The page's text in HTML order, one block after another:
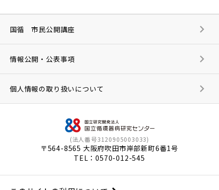
(法人番号3120905003033)
〒564-8565 大阪府吹田市岸部新町6番1号
TEL：0570-012-545
国循 市民公開講座
情報公開・公表事項
個人情報の取り扱いについて